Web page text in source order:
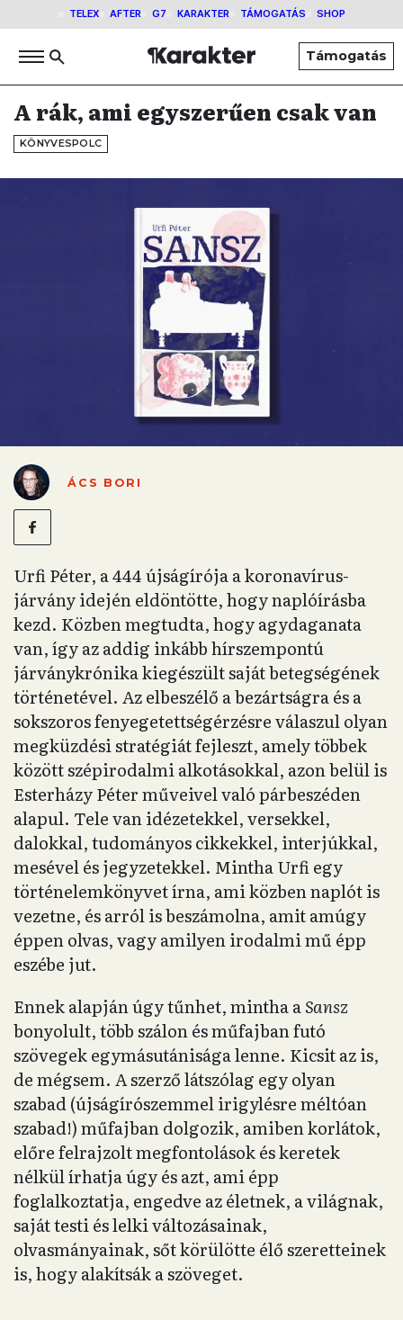
TELEX AFTER G7 KARAKTER TÁMOGATÁS SHOP
Támogatás
A rák, ami egyszerűen csak van
KÖNYVESPOLC
ÁCS BORI
Urfi Péter, a 444 újságírója a koronavírus-
járvány idején eldöntötte, hogy naplóírásba
kezd. Közben megtudta, hogy agydaganata
van, így az addig inkább hírszempontú
járványkrónika kiegészült saját betegségének
történetével. Az elbeszélő a bezártságra és a
sokszoros fenyegetettségérzésre válaszul olyan
megküzdési stratégiát fejleszt, amely többek
között szépirodalmi alkotásokkal, azon belül is
Esterházy Péter műveivel való párbeszéden
alapul. Tele van idézetekkel, versekkel,
dalokkal, tudományos cikkekkel, interjúkkal,
mesével és jegyzetekkel. Mintha Urfi egy
történelemkönyvet írna, ami közben naplót is
vezetne, és arról is beszámolna, amit amúgy
éppen olvas, vagy amilyen irodalmi mű épp
eszébe jut.
Ennek alapján úgy tűnhet, mintha aSansz
bonyolult, több szálon és műfajban futó
szövegek egymásutánisága lenne. Kicsit az is,
de mégsem. A szerző látszólag egy olyan
szabad (újságírószemmel irigylésre méltóan
szabad!) műfajban dolgozik, amiben korlátok,
előre felrajzolt megfontolások és keretek
nélkül írhatja úgy és azt, ami épp
foglalkoztatja, engedve az életnek, a világnak,
saját testi és lelki változásainak,
olvasmányainak, sőt körülötte élő szeretteinek
is, hogy alakítsák a szöveget.